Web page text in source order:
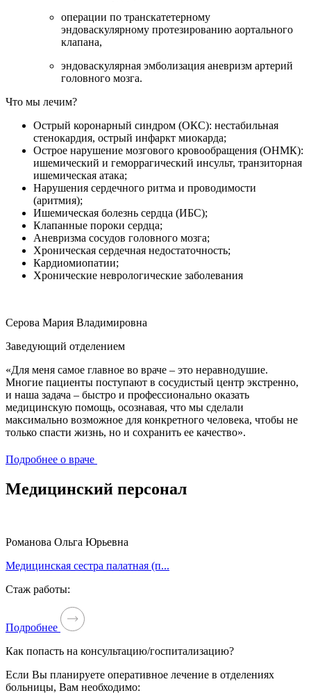
операции по транскатетерному
эндоваскулярному протезированию аортального
клапана,
эндоваскулярная эмболизация аневризм артерий
головного мозга.
Что мы лечим?
Острый коронарный синдром (ОКС): нестабильная
стенокардия, острый инфаркт миокарда;
Острое нарушение мозгового кровообращения (ОНМК):
ишемический и геморрагический инсульт, транзиторная
ишемическая атака;
Нарушения сердечного ритма и проводимости
(аритмия);
Ишемическая болезнь сердца (ИБС);
Клапанные пороки сердца;
Аневризма сосудов головного мозга;
Хроническая сердечная недостаточность;
Кардиомиопатии;
Хронические неврологические заболевания
Серова Мария Владимировна
Заведующий отделением
«Для меня самое главное во враче – это неравнодушие.
Многие пациенты поступают в сосудистый центр экстренно,
и наша задача – быстро и профессионально оказать
медицинскую помощь, осознавая, что мы сделали
максимально возможное для конкретного человека, чтобы не
только спасти жизнь, но и сохранить ее качество».
Подробнее о враче
Медицинский персонал
Романова Ольга Юрьевна
Медицинская сестра палатная (п...
Стаж работы:
Подробнее
Как попасть на консультацию/госпитализацию?
Если Вы планируете оперативное лечение в отделениях
больницы, Вам необходимо: